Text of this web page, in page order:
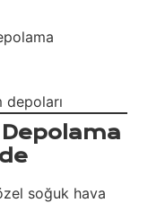
depoları
soğuk hava